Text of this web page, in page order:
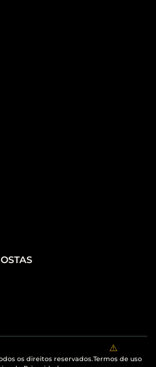
os direitos reservados.Termos de uso